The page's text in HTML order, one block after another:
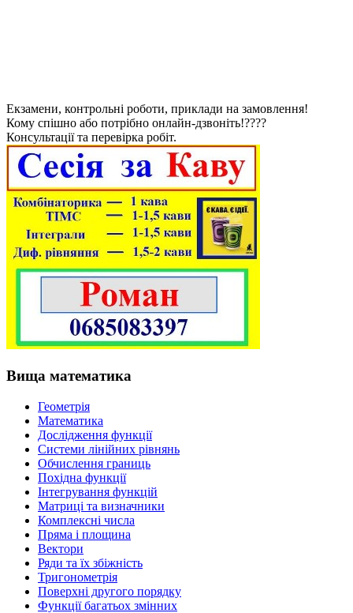
Екзамени, контрольні роботи, приклади на замовлення!
Кому спішно або потрібно онлайн-дзвоніть!????
Консультації та перевірка робіт.
Вища математика
Геометрія
Математика
Дослідження функції
Системи лінійних рівнянь
Обчислення границь
Похідна функції
Інтегрування функцій
Матриці та визначники
Комплексні числа
Пряма і площина
Вектори
Ряди та їх збіжність
Тригонометрія
Поверхні другого порядку
Функції багатьох змінних